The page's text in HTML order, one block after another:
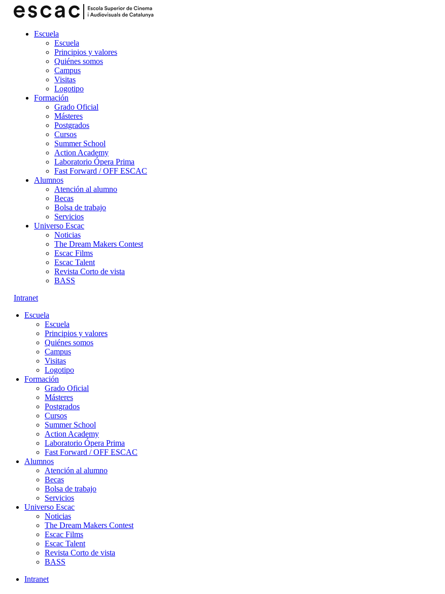
Escuela
Escuela
Principios y valores
Quiénes somos
Campus
Visitas
Logotipo
Formación
Grado Oficial
Másteres
Postgrados
Cursos
Summer School
Action Academy
Laboratorio Ópera Prima
Fast Forward / OFF ESCAC
Alumnos
Atención al alumno
Becas
Bolsa de trabajo
Servicios
Universo Escac
Noticias
The Dream Makers Contest
Escac Films
Escac Talent
Revista Corto de vista
BASS
Intranet
Escuela
Escuela
Principios y valores
Quiénes somos
Campus
Visitas
Logotipo
Formación
Grado Oficial
Másteres
Postgrados
Cursos
Summer School
Action Academy
Laboratorio Ópera Prima
Fast Forward / OFF ESCAC
Alumnos
Atención al alumno
Becas
Bolsa de trabajo
Servicios
Universo Escac
Noticias
The Dream Makers Contest
Escac Films
Escac Talent
Revista Corto de vista
BASS
Intranet